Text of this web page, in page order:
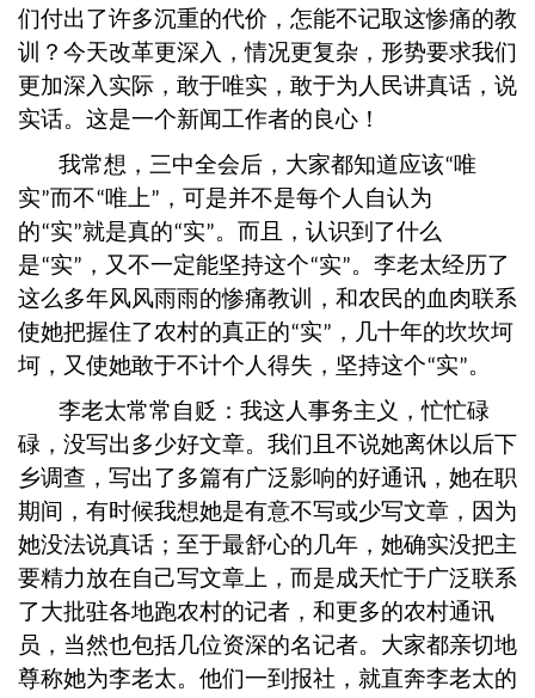
们付出了许多沉重的代价，怎能不记取这惨痛的教
训？今天改革更深入，情况更复杂，形势要求我们
更加深入实际，敢于唯实，敢于为人民讲真话，说
实话。这是一个新闻工作者的良心！
我常想，三中全会后，大家都知道应该“唯
实”而不“唯上” ，可是并不是每个人自认为
的“实”就是真的“实”。而且，认识到了什么
是“实” ，又不一定能坚持这个“实”。李老太经历了
这么多年风风雨雨的惨痛教训，和农民的血肉联系
使她把握住了农村的真正的“实” ，几十年的坎坎坷
坷，又使她敢于不计个人得失，坚持这个“实”。
李老太常常自贬：我这人事务主义，忙忙碌
碌，没写出多少好文章。我们且不说她离休以后下
乡调查，写出了多篇有广泛影响的好通讯，她在职
期间，有时候我想她是有意不写或少写文章，因为
她没法说真话；至于最舒心的几年，她确实没把主
要精力放在自己写文章上，而是成天忙于广泛联系
了大批驻各地跑农村的记者，和更多的农村通讯
员，当然也包括几位资深的名记者。大家都亲切地
尊称她为李老太。他们一到报社，就直奔李老太的